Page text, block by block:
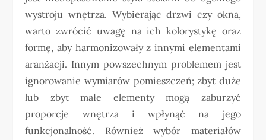
wystroju wnętrza. Wybierając drzwi czy okna,
warto zwrócić uwagę na ich kolorystykę oraz
formę, aby harmonizowały z innymi elementami
aranżacji. Innym powszechnym problemem jest
ignorowanie wymiarów pomieszczeń; zbyt duże
lub zbyt małe elementy mogą zaburzyć
proporcje wnętrza i wpłynąć na jego
funkcjonalność. Również wybór materiałów